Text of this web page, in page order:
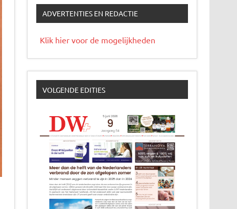
ADVERTENTIES EN REDACTIE
Klik hier voor de mogelijkheden
VOLGENDE EDITIES